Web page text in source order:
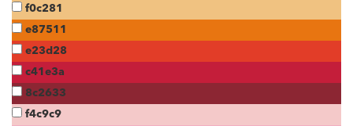
f0c281
e87511
e23d28
c41e3a
8c2633
f4c9c9